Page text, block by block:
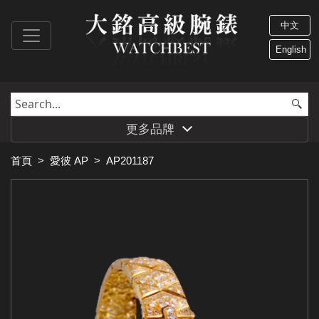
中文
English
更多品牌
首頁 > 愛彼 AP > AP201187